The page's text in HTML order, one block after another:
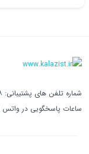
شماره تلفن های پشتیبانی:
ساعات پاسخگویی در واتس اپ و